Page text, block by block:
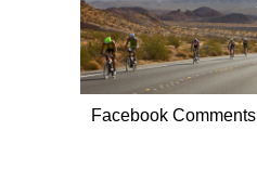
Facebook Comments